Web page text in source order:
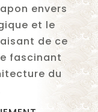
envers
et le
de ce
fascinant
du